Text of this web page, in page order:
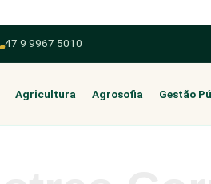
47 9 9967 5010
Agricultura Agrosofia Gestão